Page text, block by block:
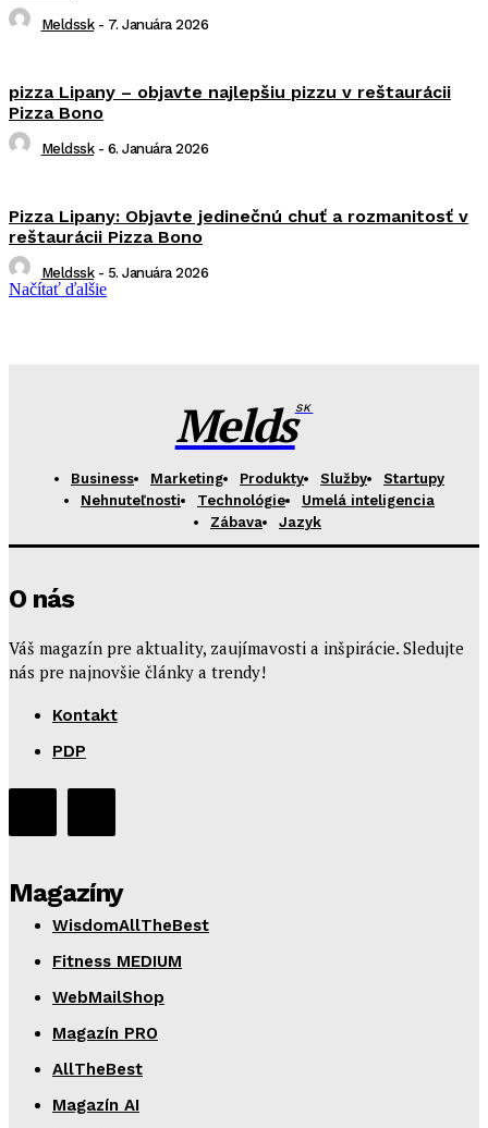
Meldssk - 7. Januára 2026
pizza Lipany – objavte najlepšiu pizzu v reštaurácii
Pizza Bono
Meldssk - 6. Januára 2026
Pizza Lipany: Objavte jedinečnú chuť a rozmanitosť v
reštaurácii Pizza Bono
Meldssk - 5. Januára 2026
Načítať ďalšie
MeldsSK
Business Marketing Produkty Služby
Startupy
Nehnuteľnosti
Technológie
Umelá inteligencia
Zábava
Jazyk
O nás
Váš magazín pre aktuality, zaujímavosti a inšpirácie. Sledujte
nás pre najnovšie články a trendy!
Kontakt
PDP
Magazíny
WisdomAllTheBest
Fitness MEDIUM
WebMailShop
Magazín PRO
AllTheBest
Magazín AI